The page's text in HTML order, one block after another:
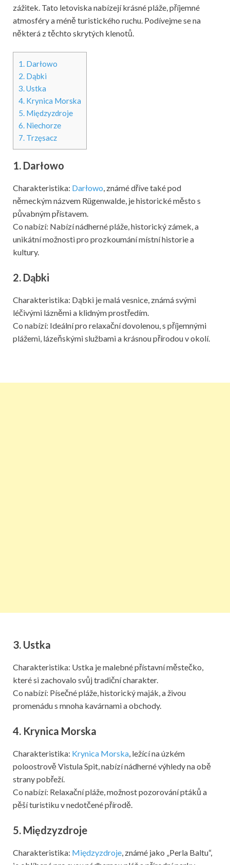
zážitek. Tato letoviska nabízejí krásné pláže, příjemné
atmosféry a méně turistického ruchu. Podívejme se na
některá z těchto skrytých klenotů.
1. Darłowo
2. Dąbki
3. Ustka
4. Krynica Morska
5. Międzyzdroje
6. Niechorze
7. Trzęsacz
1. Darłowo
Charakteristika: Darłowo , známé dříve také pod
německým názvem Rügenwalde, je historické město s
půvabným přístavem.
Co nabízí: Nabízí nádherné pláže, historický zámek, a
unikátní možnosti pro prozkoumání místní historie a
kultury.
2. Dąbki
Charakteristika: Dąbki je malá vesnice, známá svými
léčivými lázněmi a klidným prostředím.
Co nabízí: Ideální pro relaxační dovolenou, s příjemnými
plážemi, lázeňskými službami a krásnou přírodou v okolí.
3. Ustka
Charakteristika: Ustka je malebné přístavní městečko,
které si zachovalo svůj tradiční charakter.
Co nabízí: Písečné pláže, historický maják, a živou
promenádu s mnoha kavárnami a obchody.
4. Krynica Morska
Charakteristika: Krynica Morska , ležící na úzkém
poloostrově Vistula Spit, nabízí nádherné výhledy na obě
strany pobřeží.
Co nabízí: Relaxační pláže, možnost pozorování ptáků a
pěší turistiku v nedotčené přírodě.
5. Międzyzdroje
Charakteristika: Międzyzdroje , známé jako „Perla Baltu“,